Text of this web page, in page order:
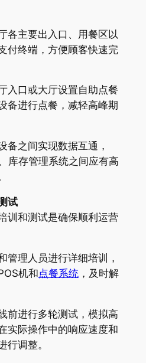
各主要出入口、用餐区以
付终端，方便顾客快速完
入口或大厅设置自助点餐
备进行点餐，减轻高峰期
备之间实现数据互通，
库存管理系统之间应有高
试
训和测试是确保顺利运营
管理人员进行详细培训，
机和点餐系统，及时解
前进行多轮测试，模拟高
实际操作中的响应速度和
行调整。